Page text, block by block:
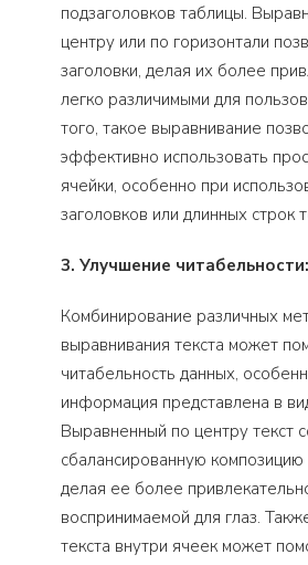
подзаголовков таблицы.
центру или по горизонтали
заголовки, делая их более
легко различимыми для
того, такое выравнивание
эффективно использовать
ячейки, особенно при
заголовков или длинных строк
3. Улучшение читабельности:
Комбинирование различных
выравнивания текста может
читабельность данных,
информация представлена в
Выравненный по центру текст
сбалансированную композицию
делая ее более
воспринимаемой для глаз.
текста внутри ячеек может